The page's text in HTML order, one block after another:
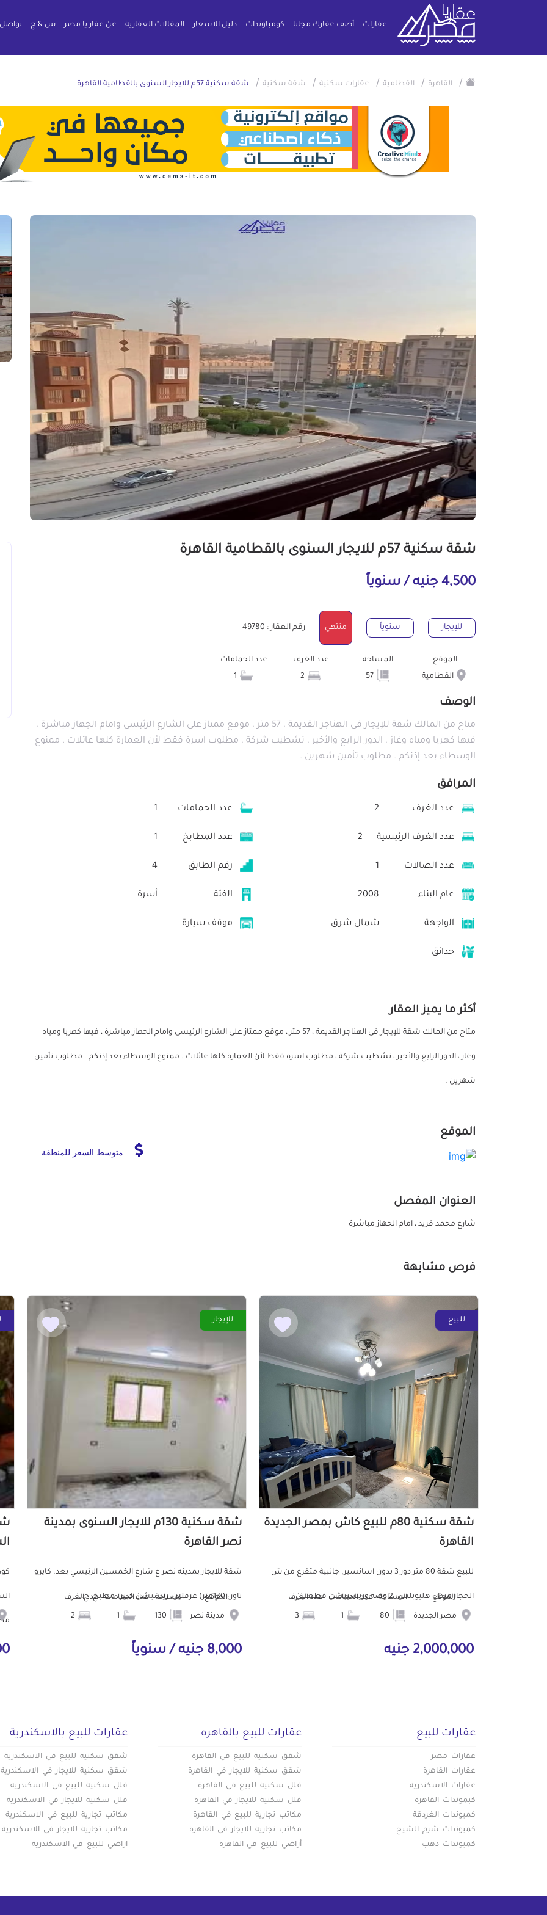
عقارات أضف عقارك مجانا كومباوندات دليل الاسعار المقالات العقارية عن عقار يا مصر س & ج
/ القاهرة / القطامية / عقارات سكنية / شقة سكنية / شقة سكنية 57م للايجار السنوى بالقطامية القاهرة
شقة سكنية 57م للايجار السنوى بالقطامية القاهرة
4,500 جنيه / سنوياً
للإيجار سنوياً منتهي رقم العقار : 49780
الموقع
القطامية
المساحة
57
عدد الغرف
عدد الحمامات
الوصف
متاح من المالك شقة للإيجار فى الهناجر القديمة ، 57 متر ، موقع ممتاز على الشارع الرئيسى وامام الجهاز مباشرة ،
فيها كهربا ومياه وغاز ، الدور الرابع والأخير ، تشطيب شركة ، مطلوب اسرة فقط لأن العمارة كلها عائلات . ممنوع
الوسطاء بعد إذنكم . مطلوب تأمين شهرين .
المرافق
عدد الغرف 2 عدد الحمامات 1
عدد الغرف الرئيسية 2 عدد المطابخ 1
عدد الصالات 1 رقم الطابق 4
عام البناء 2008 الفئة أسرة
الواجهة شمال شرق موقف سيارة
حدائق
أكثر ما يميز العقار
متاح من المالك شقة للإيجار فى الهناجر القديمة ، 57 متر ، موقع ممتاز على الشارع الرئيسى وامام الجهاز مباشرة ، فيها كهربا ومياه
وغاز ، الدور الرابع والأخير ، تشطيب شركة ، مطلوب اسرة فقط لأن العمارة كلها عائلات . ممنوع الوسطاء بعد إذنكم . مطلوب تأمين
شهرين .
الموقع
متوسط السعر للمنطقة
العنوان المفصل
شارع محمد فريد ، امام الجهاز مباشرة
فرص مشابهة
للبيع
شقة سكنية 80م للبيع كاش بمصر الجديدة
القاهرة
للبيع شقة 80 متر دور 3 بدون اسانسير. جانبية متفرع من ش
الحجاز ميدان هليوبلس. 2اوضه وريسيبشن قطعتين...
الموقع
مصر الجديدة
المساحة عدد الحمامات عدد الغرف
2,000,000 جنيه
للإيجار
شقة سكنية 130م للايجار السنوى بمدينة
نصر القاهرة
شقة للايجار بمدينه نصر ع شارع الخمسين الرئيسي بعد. كايرو
تاون 130متر( غرفتين، ريسبشن كبير ، مطبخ، ح...الموقع
مدينة نصر
المساحة عدد الحمامات عدد الغرف
8,000 جنيه / سنوياً
عقارات للبيع
عقارات مصر
عقارات القاهرة
عقارات الاسكندرية
كبموندات القاهرة
كمبوندات الغردقة
كمبوندات شرم الشيخ
كمبوندات دهب
عقارات للبيع بالقاهره
شقق سكنية للبيع في القاهرة
شقق سكنية للايجار في القاهرة
فلل سكنية للبيع في القاهرة
فلل سكنية للايجار في القاهرة
مكاتب تجارية للبيع في القاهرة
مكاتب تجارية للايجار في القاهرة
أراضي للبيع في القاهرة
عقارات للبيع بالاسكندرية
شقق سكنيه للبيع في الاسكندرية
شقق سكنية للايجار في الاسكندرية
فلل سكنية للبيع في الاسكندرية
فلل سكنية للايجار في الاسكندرية
مكاتب تجارية للبيع في الاسكندرية
مكاتب تجارية للايجار في الاسكندرية
اراضي للبيع في الاسكندرية